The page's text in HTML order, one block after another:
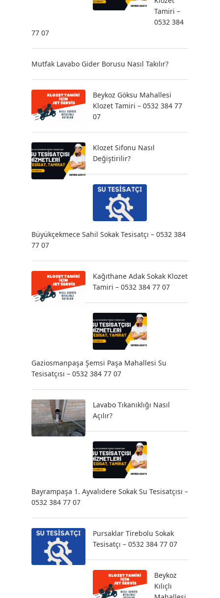
Tamiri –
0532 384
77 07
Mutfak Lavabo Gider Borusu Nasıl Takılır?
Beykoz Göksu Mahallesi
Klozet Tamiri – 0532 384 77
07
Klozet Sifonu Nasıl
Değiştirilir?
Büyükçekmece Sahil Sokak Tesisatçı – 0532 384
77 07
Kağıthane Adak Sokak Klozet
Tamiri – 0532 384 77 07
Gaziosmanpaşa Şemsi Paşa Mahallesi Su
Tesisatçısı – 0532 384 77 07
Lavabo Tıkanıklığı Nasıl
Açılır?
Bayrampaşa 1. Ayvalıdere Sokak Su Tesisatçısı –
0532 384 77 07
Pursaklar Tirebolu Sokak
Tesisatçı – 0532 384 77 07
Beykoz
Kılıçlı